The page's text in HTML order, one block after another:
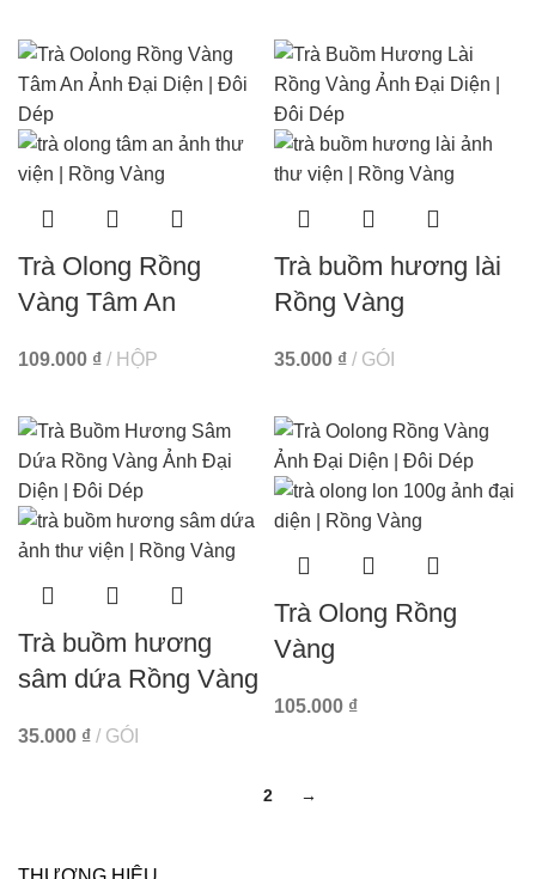
Trà Olong Rồng
Vàng Tâm An
109.000 ₫ HỘP
Trà buồm hương lài
Rồng Vàng
35.000 ₫ GÓI
Trà buồm hương
sâm dứa Rồng Vàng
35.000 ₫ GÓI
Trà Olong Rồng
Vàng
105.000 ₫
2 →